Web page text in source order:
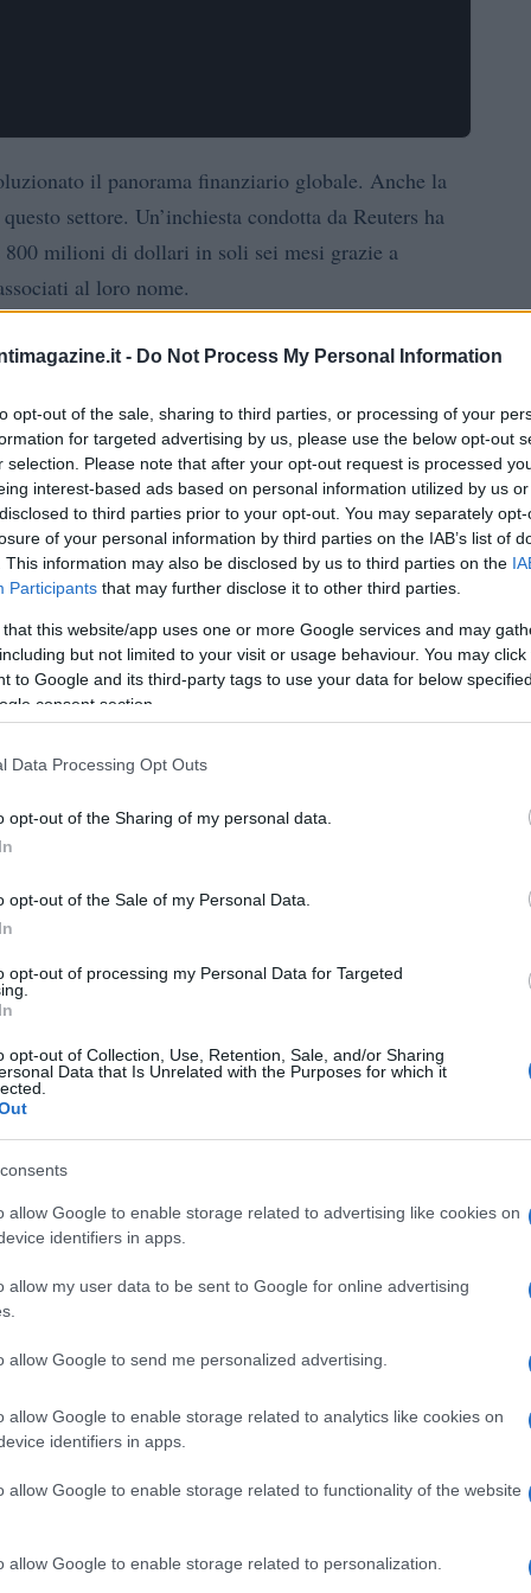
- Do Not Process My Personal Information
opt-out of the sale, sharing to third parties, or processing of your
for targeted advertising by us, please use the below opt-out
selection. Please note that after your opt-out request is processed
interest-based ads based on personal information utilized by us
to third parties prior to your opt-out. You may separately
of your personal information by third parties on the IAB’s list of
This information may also be disclosed by us to third parties on the
Participants that may further disclose it to other third parties.
that this website/app uses one or more Google services and may
but not limited to your visit or usage behaviour. You may
to Google and its third-party tags to use your data for below
consent section.
Data Processing Opt Outs
opt-out of the Sharing of my personal data.
opt-out of the Sale of my Personal Data.
opt-out of processing my Personal Data for Targeted
opt-out of Collection, Use, Retention, Sale, and/or Sharing
Data that Is Unrelated with the Purposes for which it
allow Google to enable storage related to advertising like cookies on
identifiers in apps.
allow my user data to be sent to Google for online advertising
allow Google to send me personalized advertising.
allow Google to enable storage related to analytics like cookies on
identifiers in apps.
allow Google to enable storage related to functionality of the website
allow Google to enable storage related to personalization.
il panorama finanziario globale. Anche la
settore. Un’inchiesta condotta da Reuters ha
milioni di dollari in soli sei mesi grazie a
al loro nome.
hanno avviato un’iniziativa chiamata World
criptovalute. Sebbene non sia ancora pienamente
suscitando l’interesse di investitori a
Organization
ha riportato introiti impressionanti per un
di queste entrate provenienti da attività legate alle
deriva dalle vendite di token WLFI, il prodotto
$TRUMP, il cui valore dipende dalla popolarità
2025, quando Eric Trump si è recato a Dubai per
tra cui il noto imprenditore cinese Guren
ha invitato gli investitori a partecipare
attirando l’attenzione su questa nuova
dopo, la Aqua1 Foundation, con sede negli
di 100 milioni di dollari nei token WLFI,
per presunti reati di riciclaggio di denaro.